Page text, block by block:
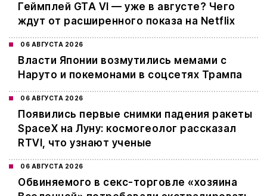
Геймплей GTA VI — уже в августе? Чего
ждут от расширенного показа на Netflix
06 АВГУСТА 2026
Власти Японии возмутились мемами с
Наруто и покемонами в соцсетях Трампа
06 АВГУСТА 2026
Появились первые снимки падения ракеты
SpaceX на Луну: космогеолог рассказал
RTVI, что узнают ученые
06 АВГУСТА 2026
Обвиняемого в секс-торговле «хозяина